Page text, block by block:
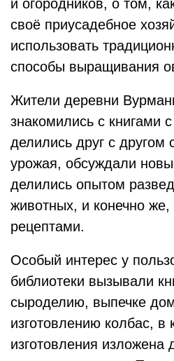
и огородников, о том,
своё приусадебное
использовать
способы выращивания
Жители деревни
знакомились с книгами
делились друг с другом
урожая, обсуждали
делились опытом
животных, и конечно
рецептами.
Особый интерес у
библиотеки вызывали
сыроделию, выпечке
изготовлению колбас, в
изготовления изложена